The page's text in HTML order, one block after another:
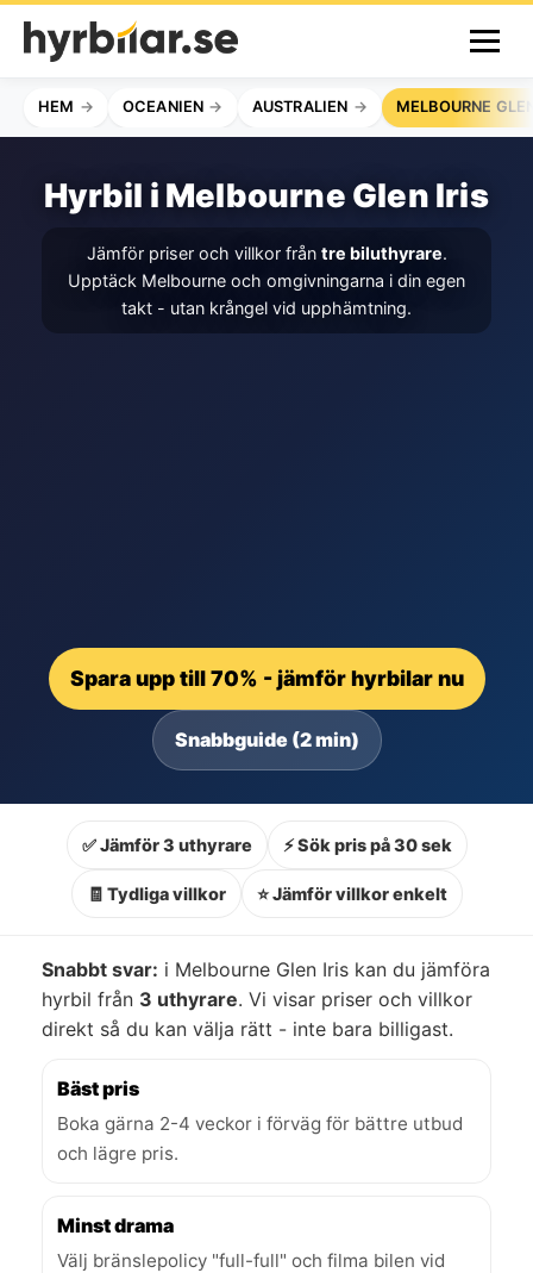
HEM OCEANIEN AUSTRALIEN MELBOURNE
Hyrbil i Melbourne Glen Iris
Jämför priser och villkor från tre biluthyrare.
Upptäck Melbourne och omgivningarna i din egen
takt - utan krångel vid upphämtning.
Spara upp till 70% - jämför hyrbilar nu
Snabbguide (2 min)
✅ Jämför 3 uthyrare ⚡ Sök pris på 30 sek
🧾 Tydliga villkor ⭐ Jämför villkor enkelt
Snabbt svar: i Melbourne Glen Iris kan du jämföra
hyrbil från 3 uthyrare. Vi visar priser och villkor
direkt så du kan välja rätt - inte bara billigast.
Bäst pris
Boka gärna 2-4 veckor i förväg för bättre utbud
och lägre pris.
Minst drama
Välj bränslepolicy "full-full" och filma bilen vid